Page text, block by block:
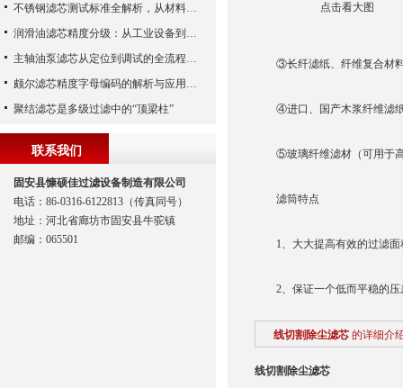
点击看大图
③长纤滤纸、纤维复合材料
④进口、国产木浆纤维滤
⑤玻璃纤维滤材（可用于高
滤筒特点
1、大大提高有效的过滤面
2、保证一个低而平稳的压
线切割除尘滤芯 的详细介
线切割除尘滤芯
不锈钢滤芯测试标准全解析，从材料性能到应用场景的严苛验证
润滑油滤芯精度分级：从工业设备到精密系统的过滤密码
主轴油泵滤芯从定位到调试的全流程解析
颇尔滤芯精度字母编码的解析与应用指南
聚结滤芯是多级过滤中的“顶梁柱”
联系我们
固安县慷硕佳过滤设备制造有限公司
电话：86-0316-6122813（传真同号）
地址：河北省廊坊市固安县牛驼镇
邮编：065501